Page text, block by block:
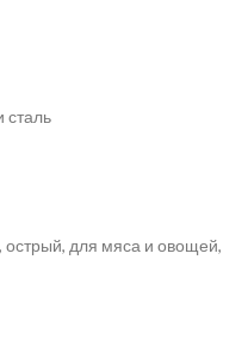
сталь
острый, для мяса и овощей,